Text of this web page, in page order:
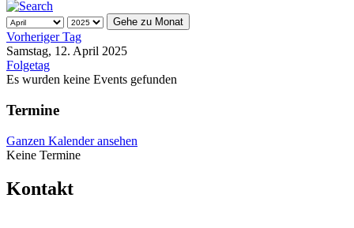
Gehe zu Monat
Vorheriger Tag
Samstag, 12. April 2025
Folgetag
Es wurden keine Events gefunden
Termine
Ganzen Kalender ansehen
Keine Termine
Kontakt